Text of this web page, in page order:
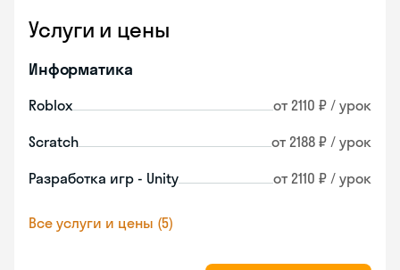
Услуги и цены
Информатика
Roblox от 2110 ₽ / урок
Scratch от 2188 ₽ / урок
Разработка игр - Unity от 2110 ₽ / урок
Все услуги и цены (5)